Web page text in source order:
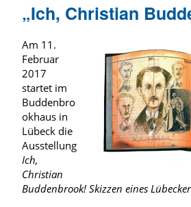
„Ich, Christian
Am 11.
Februar
2017
startet im
Buddenbro
okhaus in
Lübeck die
Ausstellung
Ich,
Christian
Buddenbrook! Skizzen eines